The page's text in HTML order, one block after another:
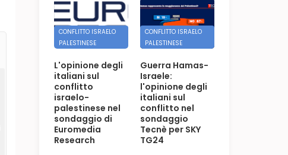
CONFLITTO ISRAELO
PALESTINESE
L'opinione degli
italiani sul
conflitto
israelo-
palestinese nel
sondaggio di
Euromedia
Research
CONFLITTO ISRAELO
PALESTINESE
Guerra Hamas-
Israele:
l'opinione degli
italiani sul
conflitto nel
sondaggio
Tecnè per SKY
TG24